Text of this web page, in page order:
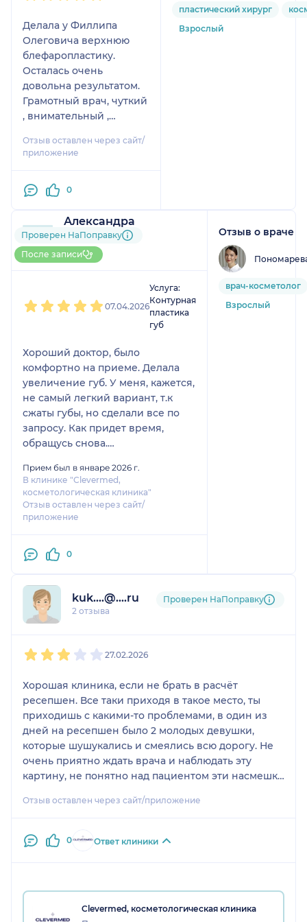
Делала у Филлипа
Олеговича верхнюю
блефаропластику.
Осталась очень
довольна результатом.
Грамотный врач, чуткий
, внимательный ,
Рекомендую. 👍 С
Отзыв оставлен через сайт/
приложение
0
пластический хирург
Взрослый
Александра
2 отзыва
Больше 50 записей через
НаПоправку
Проверен НаПоправку
После записи
07.04.2026
Услуга:
Контурная
пластика
губ
Хороший доктор, было
комфортно на приеме. Делала
увеличение губ. У меня, кажется,
не самый легкий вариант, т.к
сжаты губы, но сделали все по
запросу. Как придет время,
обращусь снова.
случайно.
Прием был в январе 2026 г.
В клинике "Clevermed,
косметологическая клиника"
Отзыв оставлен через сайт/
приложение
0
Отзыв о враче
врач-косметолог
Взрослый
kuk....@....ru
2 отзыва
Проверен НаПоправку
27.02.2026
Хорошая клиника, если не брать в расчёт
ресепшен. Все таки приходя в такое место, ты
приходишь с какими-то проблемами, в один из
дней на ресепшен было 2 молодых девушки,
которые шушукались и смеялись всю дорогу. Не
очень приятно ждать врача и наблюдать эту
картину, не понятно над пациентом эти насмешки
Отзыв оставлен через сайт/приложение
0 Ответ клиники
Clevermed, косметологическая клиника